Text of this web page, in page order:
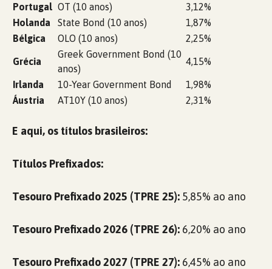
Portugal OT (10 anos)
3,12%
Holanda
State Bond (10 anos)
1,87%
Bélgica
OLO (10 anos) 2,25%
Grécia
Greek Government Bond (10
anos)
4,15%
Irlanda 10-Year Government Bond
1,98%
Áustria
AT10Y (10 anos) 2,31%
E aqui, os títulos brasileiros:
Títulos Prefixados:
Tesouro Prefixado 2025 (TPRE 25): 5,85% ao ano
Tesouro Prefixado 2026 (TPRE 26): 6,20% ao ano
Tesouro Prefixado 2027 (TPRE 27): 6,45% ao ano